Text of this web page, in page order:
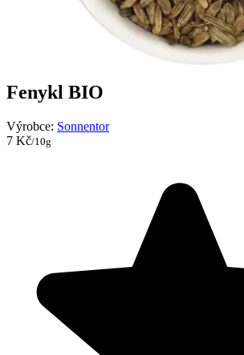
Fenykl BIO
Výrobce: Sonnentor
7 Kč/10g